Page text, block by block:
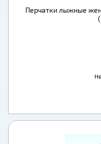
Перчатки лыжные